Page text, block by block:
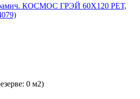
КОСМОС ГРЭЙ 60X120 РЕТ,
0 м2)